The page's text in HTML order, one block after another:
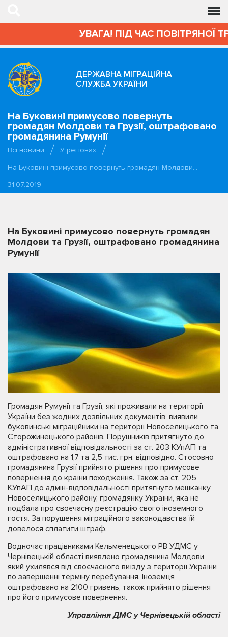
УВАГА! ПІД ЧАС ПОВІТРЯНОЇ
ДЕРЖАВНА МІГРАЦІЙНА
СЛУЖБА УКРАЇНИ
На Буковині примусово повернуть
громадян Молдови та Грузії, оштрафовано
громадянина Румунії
Всі новини
У регіонах
На Буковині примусово повернуть громадян Молдови…
31.07.2019
На Буковині примусово повернуть громадян
Молдови та Грузії, оштрафовано громадянина
Румунії
Громадян Румунії та Грузії, які проживали на території
України без жодних дозвільних документів, виявили
буковинські міграційники на території Новоселицького та
Сторожинецького районів. Порушників притягнуто до
адміністративної відповідальності за ст. 203 КУпАП та
оштрафовано на 1,7 та 2,5 тис. грн. відповідно. Стосовно
громадянина Грузії прийнято рішення про примусове
повернення до країни походження. Також за ст. 205
КУпАП до адмін-відповідальності притягнуто мешканку
Новоселицького району, громадянку України, яка не
подбала про своєчасну реєстрацію свого іноземного
гостя. За порушення міграційного законодавства їй
довелося сплатити штраф.
Водночас працівниками Кельменецького РВ УДМС у
Чернівецькій області виявлено громадянина Молдови,
який ухилявся від своєчасного виїзду з території України
по завершенні терміну перебування. Іноземця
оштрафовано на 2100 гривень, також прийнято рішення
про його примусове повернення.
Управління ДМС у Чернівецькій області